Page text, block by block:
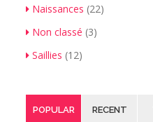
Naissances (22)
Non classé (3)
Saillies (12)
POPULAR RECENT